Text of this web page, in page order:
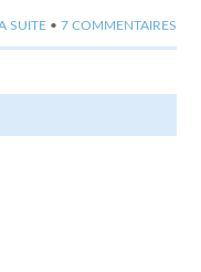
SUITE • 7 COMMENTAIRES